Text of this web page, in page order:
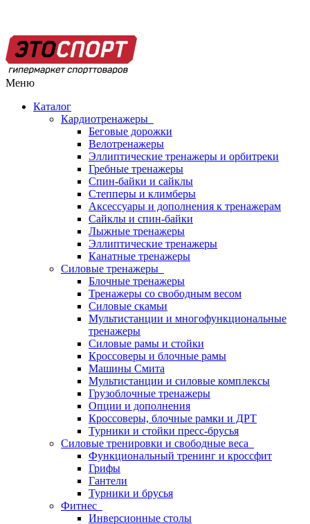
Меню
Каталог
Кардиотренажеры
Беговые дорожки
Велотренажеры
Эллиптические тренажеры и орбитреки
Гребные тренажеры
Спин-байки и сайклы
Степперы и климберы
Аксессуары и дополнения к тренажерам
Сайклы и спин-байки
Лыжные тренажеры
Эллиптические тренажеры
Канатные тренажеры
Силовые тренажеры
Блочные тренажеры
Тренажеры со свободным весом
Силовые скамьи
Мультистанции и многофункциональные
тренажеры
Силовые рамы и стойки
Кроссоверы и блочные рамы
Машины Смита
Мультистанции и силовые комплексы
Грузоблочные тренажеры
Опции и дополнения
Кроссоверы, блочные рамки и ДРТ
Турники и стойки пресс-брусья
Силовые тренировки и свободные веса
Функциональный тренинг и кроссфит
Грифы
Гантели
Турники и брусья
Фитнес
Инверсионные столы